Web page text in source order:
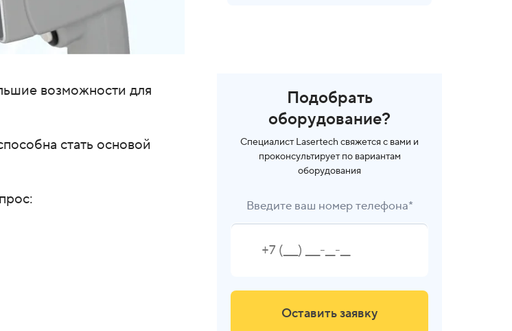
возможности для
стать основой
Подобрать
оборудование?
Специалист Lasertech свяжется с вами и
проконсультирует по вариантам
оборудования
Введите ваш номер телефона*
Оставить заявку